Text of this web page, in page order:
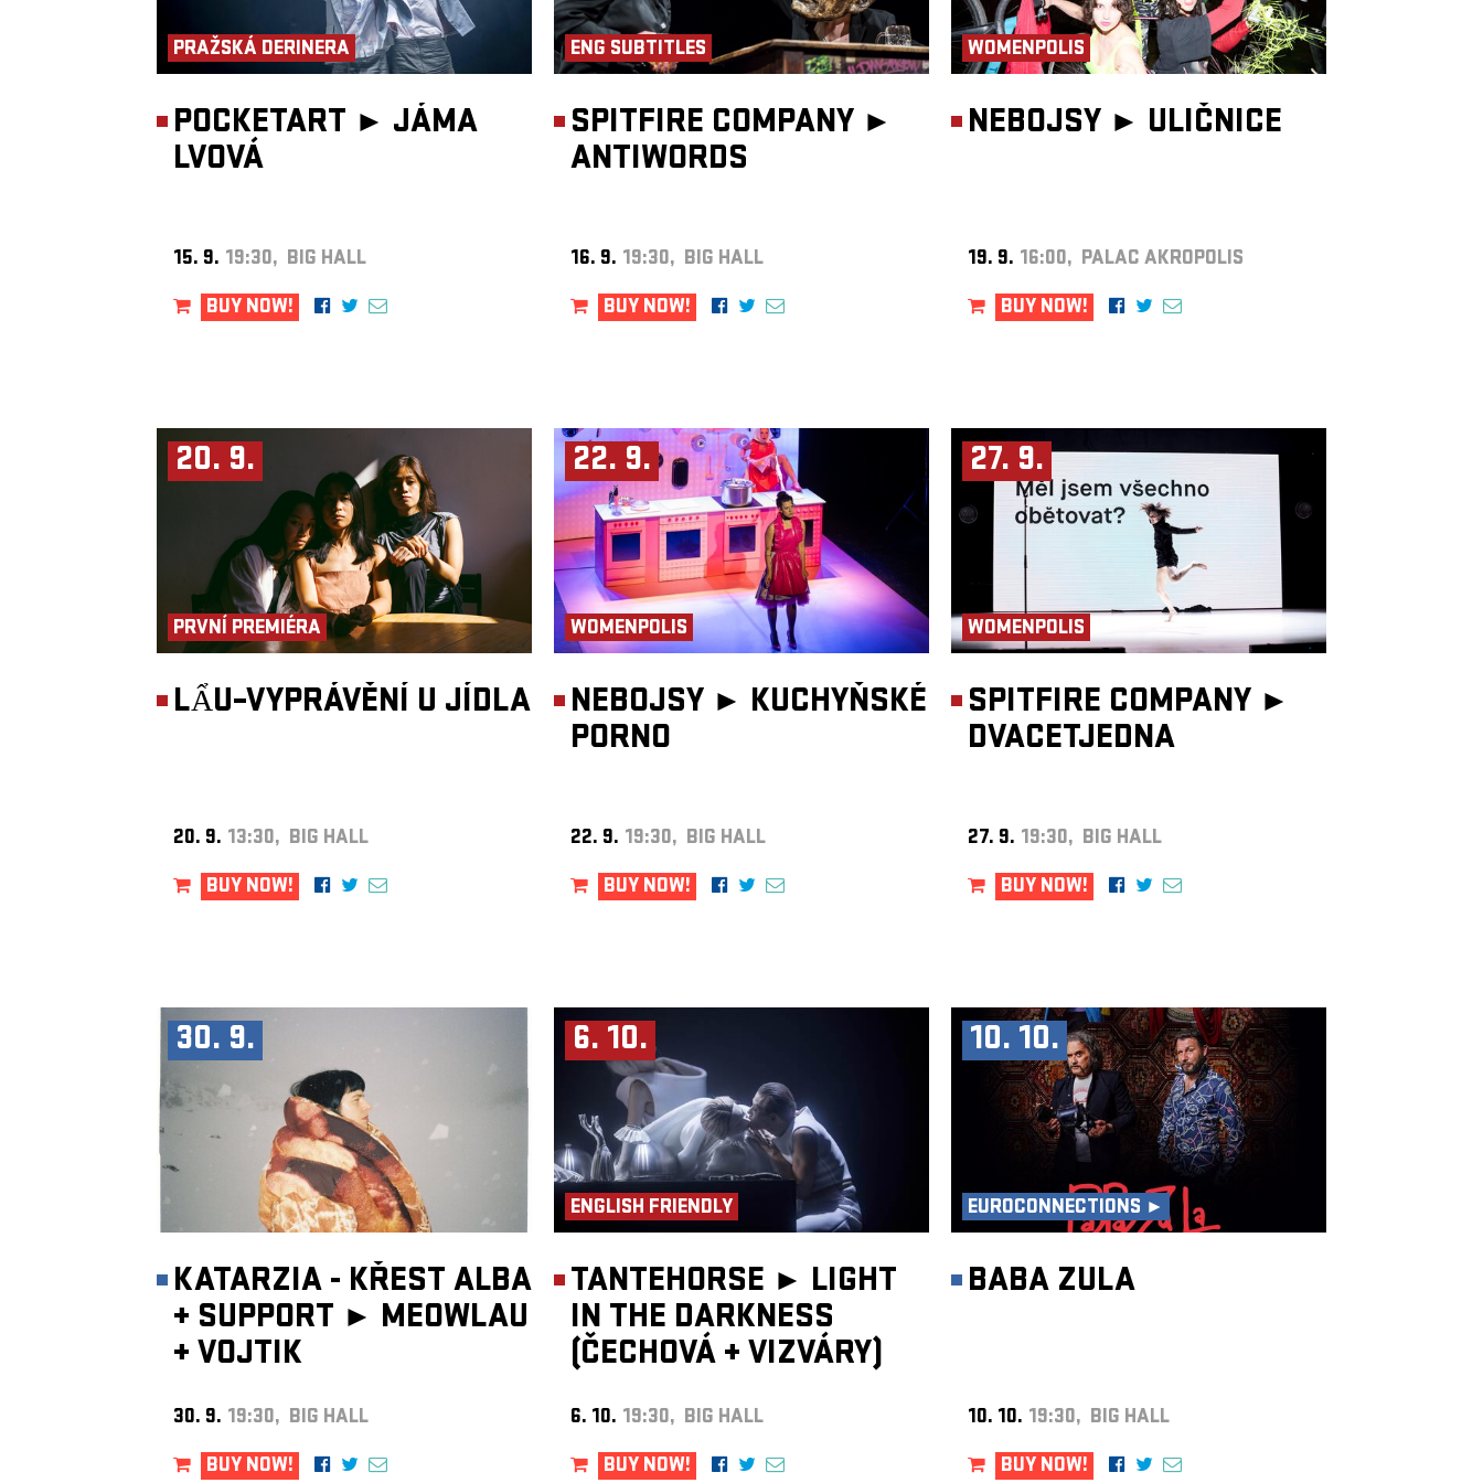
PRAŽSKÁ DERINERA
POCKETART ► JÁMA
LVOVÁ
15. 9. 19:30, BIG HALL
BUY NOW!
ENG SUBTITLES
SPITFIRE COMPANY ►
ANTIWORDS
16. 9. 19:30, BIG HALL
BUY NOW!
WOMENPOLIS
NEBOJSY ► ULIČNICE
19. 9. 16:00, PALAC AKROPOLIS
BUY NOW!
20. 9.
PRVNÍ PREMIÉRA
LẨU–VYPRÁVĚNÍ U JÍDLA
20. 9. 13:30, BIG HALL
BUY NOW!
22. 9.
WOMENPOLIS
NEBOJSY ► KUCHYŇSKÉ
PORNO
22. 9. 19:30, BIG HALL
BUY NOW!
27. 9.
WOMENPOLIS
SPITFIRE COMPANY ►
DVACETJEDNA
27. 9. 19:30, BIG HALL
BUY NOW!
30. 9.
KATARZIA - KŘEST ALBA
+ SUPPORT ► MEOWLAU
+ VOJTIK
30. 9. 19:30, BIG HALL
BUY NOW!
6. 10.
ENGLISH FRIENDLY
TANTEHORSE ► LIGHT
IN THE DARKNESS
(ČECHOVÁ + VIZVÁRY)
6. 10. 19:30, BIG HALL
BUY NOW!
10. 10.
EUROCONNECTIONS ►
BABA ZULA
10. 10. 19:30, BIG HALL
BUY NOW!